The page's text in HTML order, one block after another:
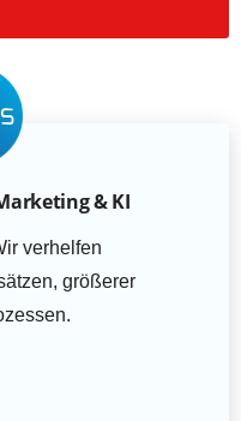
& KI
verhelfen
größerer